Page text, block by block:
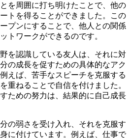
を周囲に打ち明けたことで、他の
トを得ることができました。この
プンにすることで、他人との関係
トワークができるのです。
を認識している友人は、それに対
の成長を促すための具体的なアク
えば、苦手なスピーチを克服する
重ねることで自信を付けました。
ための努力は、結果的に自己成長
の弱さを受け入れ、それを克服す
に付けています。例えば、仕事で